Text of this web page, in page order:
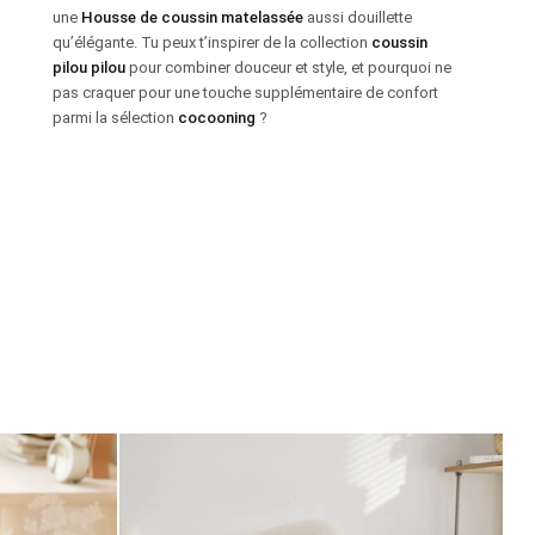
une Housse de coussin matelassée aussi douillette
qu’élégante. Tu peux t’inspirer de la collection coussin
pilou pilou pour combiner douceur et style, et pourquoi ne
pas craquer pour une touche supplémentaire de confort
parmi la sélection cocooning ?